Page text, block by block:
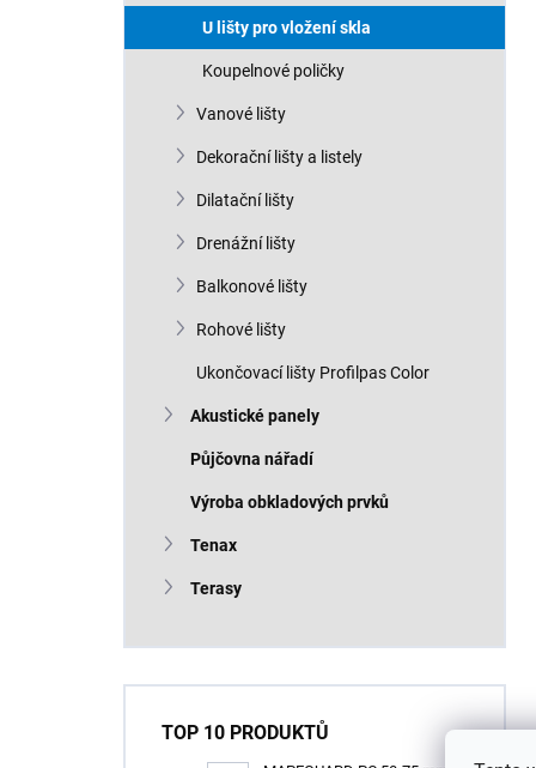
U lišty pro vložení skla
Koupelnové poličky
Vanové lišty
Dekorační lišty a listely
Dilatační lišty
Drenážní lišty
Balkonové lišty
Rohové lišty
Ukončovací lišty Profilpas Color
Akustické panely
Půjčovna nářadí
Výroba obkladových prvků
Tenax
Terasy
TOP 10 PRODUKTŮ